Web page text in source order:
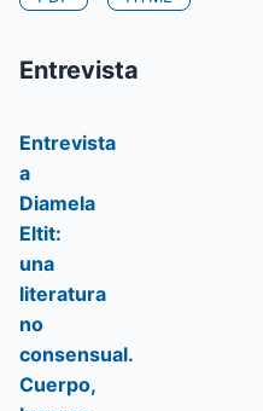
Entrevista
Entrevista
a
Diamela
Eltit:
una
literatura
no
consensual.
Cuerpo,